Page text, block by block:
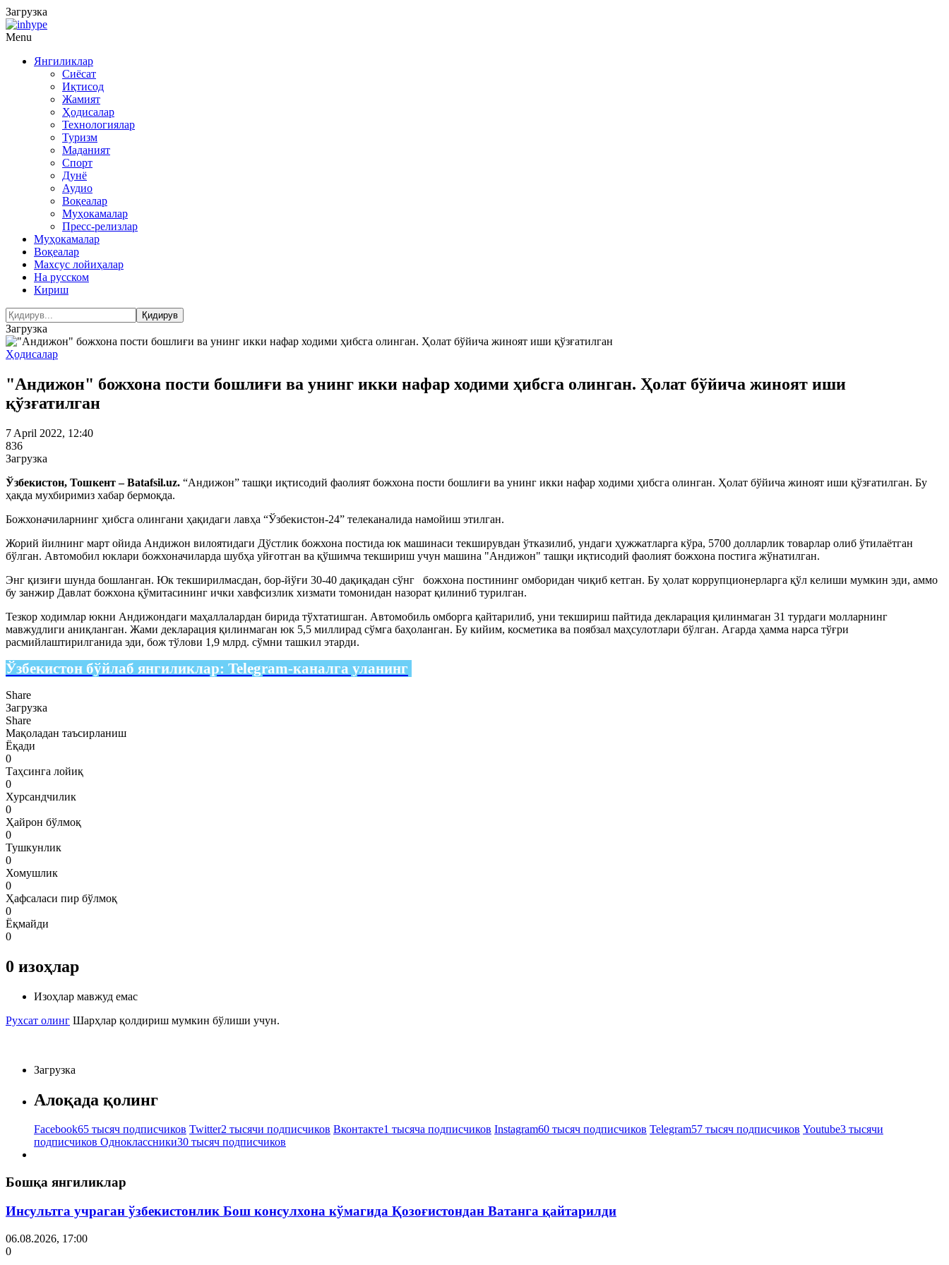
Загрузка
Menu
Янгиликлар
Сиёсат
Иқтисод
Жамият
Ҳодисалар
Технологиялар
Туризм
Маданият
Спорт
Дунё
Аудио
Воқеалар
Муҳокамалар
Пресс-релизлар
Муҳокамалар
Воқеалар
Махсус лойиҳалар
На русском
Кириш
Загрузка
Ҳодисалар
"Андижон" божхона пости бошлиғи ва унинг икки нафар ходими ҳибсга олинган. Ҳолат бўйича жиноят иши
қўзғатилган
7 April 2022, 12:40
836
Загрузка
Ўзбекистон, Тошкент – Batafsil.uz. “Андижон” ташқи иқтисодий фаолият божхона пости бошлиғи ва унинг икки нафар ходими ҳибсга олинган. Ҳолат бўйича жиноят иши қўзғатилган. Бу
ҳақда мухбиримиз хабар бермоқда.
Божхоначиларнинг ҳибсга олингани ҳақидаги лавҳа “Ўзбекистон-24” телеканалида намойиш этилган.
Жорий йилнинг март ойида Андижон вилоятидаги Дўстлик божхона постида юк машинаси текширувдан ўтказилиб, ундаги ҳужжатларга кўра, 5700 долларлик товарлар олиб ўтилаётган
бўлган. Автомобил юклари божхоначиларда шубҳа уйғотган ва қўшимча текшириш учун машина "Андижон" ташқи иқтисодий фаолият божхона постига жўнатилган.
Энг қизиғи шунда бошланган. Юк текширилмасдан, бор-йўғи 30-40 дақиқадан сўнг божхона постининг омборидан чиқиб кетган. Бу ҳолат коррупционерларга қўл келиши мумкин эди, аммо
бу занжир Давлат божхона қўмитасининг ички хавфсизлик хизмати томонидан назорат қилиниб турилган.
Тезкор ходимлар юкни Андижондаги маҳаллалардан бирида тўхтатишган. Автомобиль омборга қайтарилиб, уни текшириш пайтида декларация қилинмаган 31 турдаги молларнинг
мавжудлиги аниқланган. Жами декларация қилинмаган юк 5,5 миллирад сўмга баҳоланган. Бу кийим, косметика ва поябзал маҳсулотлари бўлган. Агарда ҳамма нарса тўғри
расмийлаштирилганида эди, бож тўлови 1,9 млрд. сўмни ташкил этарди.
Ўзбекистон бўйлаб янгиликлар: Telegram-каналга уланинг
Share
Загрузка
Share
Мақоладан таъсирланиш
Ёқади
0
Таҳсинга лойиқ
0
Хурсандчилик
0
Ҳайрон бўлмоқ
0
Тушкунлик
0
Хомушлик
0
Ҳафсаласи пир бўлмоқ
0
Ёқмайди
0
0 изоҳлар
Изоҳлар мавжуд емас
Рухсат олинг Шарҳлар қолдириш мумкин бўлиши учун.
Загрузка
Алоқада қолинг
Facebook65 тысяч подписчиков Twitter2 тысячи подписчиков Вконтакте1 тысяча подписчиков Instagram60 тысяч подписчиков Telegram57 тысяч подписчиков Youtube3 тысячи
подписчиков Одноклассники30 тысяч подписчиков
Бошқа янгиликлар
Инсультга учраган ўзбекистонлик Бош консулхона кўмагида Қозоғистондан Ватанга қайтарилди
06.08.2026, 17:00
0